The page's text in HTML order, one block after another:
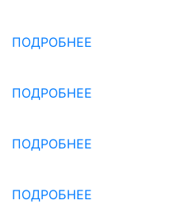
ПОДРОБНЕЕ
ПОДРОБНЕЕ
ПОДРОБНЕЕ
ПОДРОБНЕЕ